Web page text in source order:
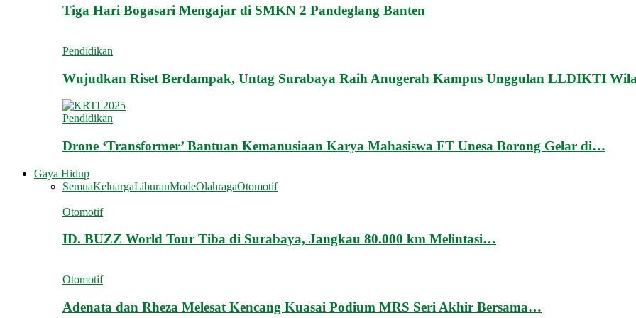
Tiga Hari Bogasari Mengajar di SMKN 2 Pandeglang Banten
Pendidikan
Wujudkan Riset Berdampak, Untag Surabaya Raih Anugerah Kampus Unggulan LLDIKTI
Pendidikan
Drone ‘Transformer’ Bantuan Kemanusiaan Karya Mahasiswa FT Unesa Borong Gelar di…
Gaya Hidup
SemuaKeluargaLiburanModeOlahragaOtomotif
Otomotif
ID. BUZZ World Tour Tiba di Surabaya, Jangkau 80.000 km Melintasi…
Otomotif
Adenata dan Rheza Melesat Kencang Kuasai Podium MRS Seri Akhir Bersama…